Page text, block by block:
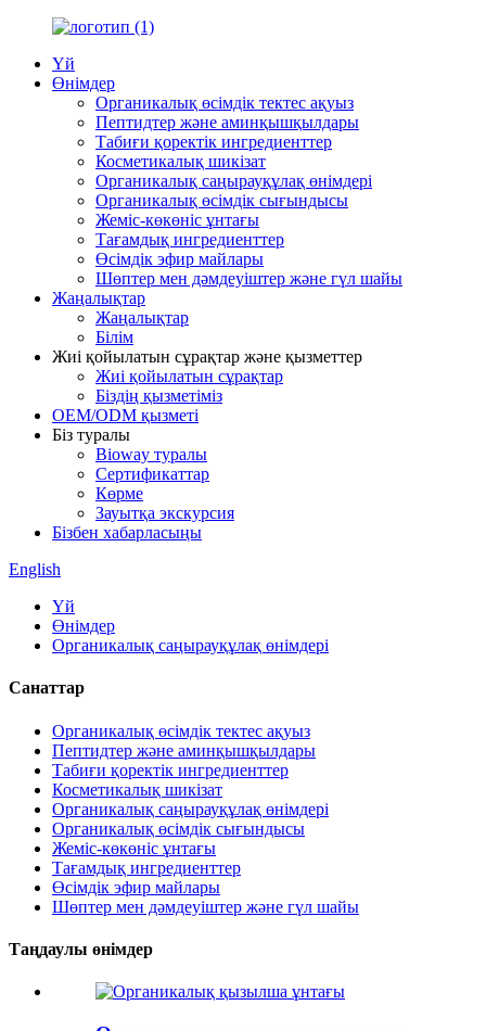
Үй
Өнімдер
Органикалық өсімдік тектес ақуыз
Пептидтер және аминқышқылдары
Табиғи қоректік ингредиенттер
Косметикалық шикізат
Органикалық саңырауқұлақ өнімдері
Органикалық өсімдік сығындысы
Жеміс-көкөніс ұнтағы
Тағамдық ингредиенттер
Өсімдік эфир майлары
Шөптер мен дәмдеуіштер және гүл шайы
Жаңалықтар
Жаңалықтар
Білім
Жиі қойылатын сұрақтар және қызметтер
Жиі қойылатын сұрақтар
Біздің қызметіміз
OEM/ODM қызметі
Біз туралы
Bioway туралы
Сертификаттар
Көрме
Зауытқа экскурсия
Бізбен хабарласыңы
English
Үй
Өнімдер
Органикалық саңырауқұлақ өнімдері
Санаттар
Органикалық өсімдік тектес ақуыз
Пептидтер және аминқышқылдары
Табиғи қоректік ингредиенттер
Косметикалық шикізат
Органикалық саңырауқұлақ өнімдері
Органикалық өсімдік сығындысы
Жеміс-көкөніс ұнтағы
Тағамдық ингредиенттер
Өсімдік эфир майлары
Шөптер мен дәмдеуіштер және гүл шайы
Таңдаулы өнімдер